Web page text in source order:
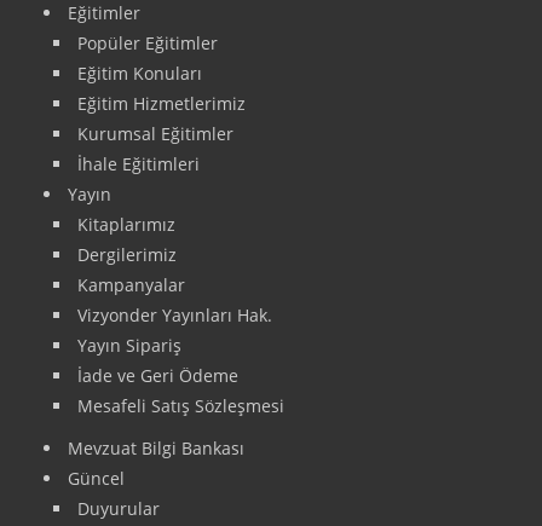
Eğitimler
Popüler Eğitimler
Eğitim Konuları
Eğitim Hizmetlerimiz
Kurumsal Eğitimler
İhale Eğitimleri
Yayın
Kitaplarımız
Dergilerimiz
Kampanyalar
Vizyonder Yayınları Hak.
Yayın Sipariş
İade ve Geri Ödeme
Mesafeli Satış Sözleşmesi
Mevzuat Bilgi Bankası
Güncel
Duyurular